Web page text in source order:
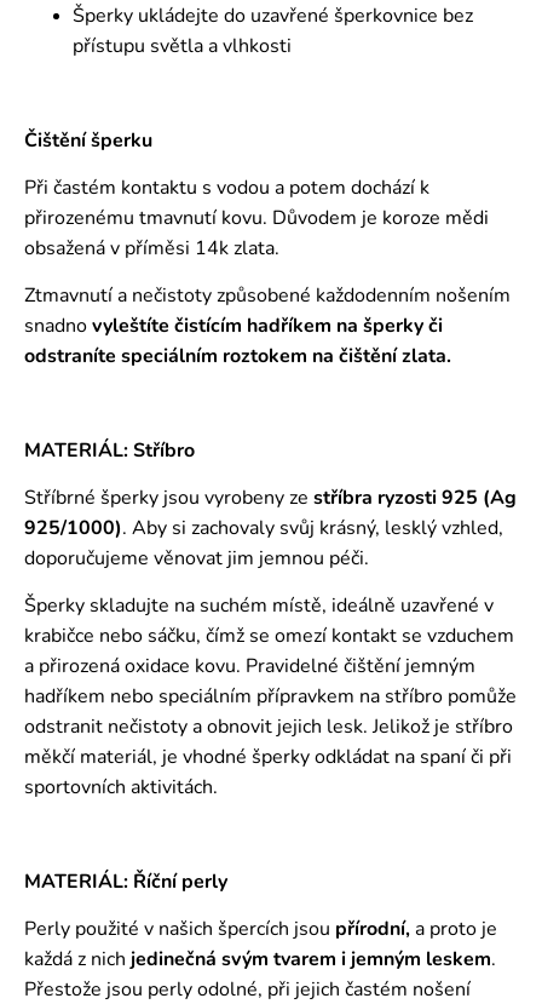
Šperky ukládejte do uzavřené šperkovnice bez
přístupu světla a vlhkosti
Čištění šperku
Při častém kontaktu s vodou a potem dochází k
přirozenému tmavnutí kovu. Důvodem je koroze mědi
obsažená v příměsi 14k zlata.
Ztmavnutí a nečistoty způsobené každodenním nošením
snadnovyleštíte čistícím hadříkem na šperky či
odstraníte speciálním roztokem na čištění zlata.
MATERIÁL: Stříbro
Stříbrné šperky jsou vyrobeny ze stříbra ryzosti 925 (Ag
925/1000). Aby si zachovaly svůj krásný, lesklý vzhled,
doporučujeme věnovat jim jemnou péči.
Šperky skladujte na suchém místě, ideálně uzavřené v
krabičce nebo sáčku, čímž se omezí kontakt se vzduchem
a přirozená oxidace kovu. Pravidelné čištění jemným
hadříkem nebo speciálním přípravkem na stříbro pomůže
odstranit nečistoty a obnovit jejich lesk. Jelikož je stříbro
měkčí materiál, je vhodné šperky odkládat na spaní či při
sportovních aktivitách.
MATERIÁL: Říční perly
Perly použité v našich špercích jsou přírodní,a proto je
každá z nich jedinečná svým tvarem i jemným leskem.
Přestože jsou perly odolné, při jejich častém nošení